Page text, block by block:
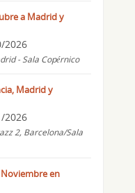
a Madrid y
2026
- Sala Copérnico
Madrid y
2026
2, Barcelona/Sala
en